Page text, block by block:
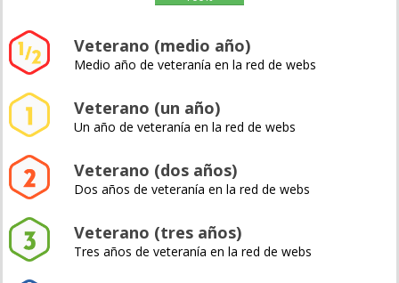
Veterano (medio año)
Medio año de veteranía en la red de webs
Veterano (un año)
Un año de veteranía en la red de webs
Veterano (dos años)
Dos años de veteranía en la red de webs
Veterano (tres años)
Tres años de veteranía en la red de webs